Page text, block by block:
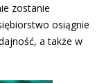
zostanie
osiągnie
a także w